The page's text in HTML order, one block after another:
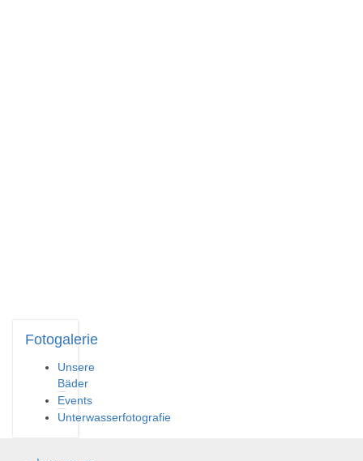
Fotogalerie
Unsere
Bäder
Events
Unterwasserfotografie